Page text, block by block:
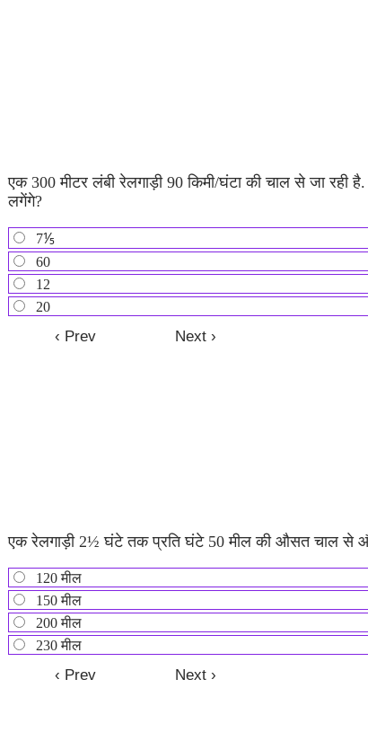
एक 300 मीटर लंबी रेलगाड़ी 90 किमी/घंटा की चाल से जा रही
लगेंगे?
7⅕
60
12
20
एक रेलगाड़ी 2½ घंटे तक प्रति घंटे 50 मील की औसत चाल से
120 मील
150 मील
200 मील
230 मील